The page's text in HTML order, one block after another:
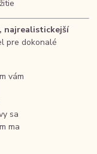
najrealistickejší
pre dokonalé
vám
sa
ma